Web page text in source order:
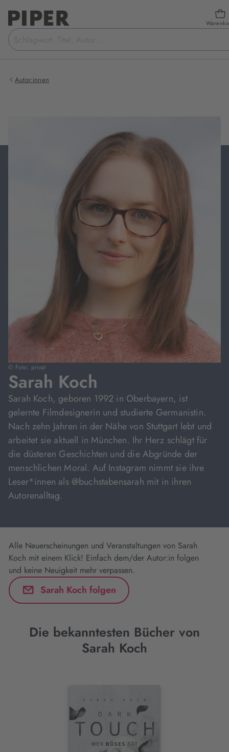
Suchbegriff
eingeben
Autor:innen
© Foto: privat
Sarah Koch
Sarah Koch, geboren 1992 in Oberbayern, ist
gelernte Filmdesignerin und studierte Germanistin.
Nach zehn Jahren in der Nähe von Stuttgart lebt und
arbeitet sie aktuell in München. Ihr Herz schlägt für
die düsteren Geschichten und die Abgründe der
menschlichen Moral. Auf Instagram nimmt sie ihre
Leser*innen als @buchstabensarah mit in ihren
Autorenalltag.
Alle Neuerscheinungen und Veranstaltungen von Sarah
Koch mit einem Klick! Einfach dem/der Autor:in folgen
und keine Neuigkeit mehr verpassen.
Sarah Koch folgen
Die bekanntesten Bücher von
Sarah Koch